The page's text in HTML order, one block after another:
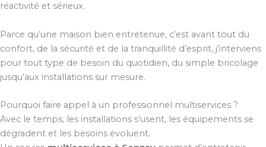
réactivité et sérieux.
Parce qu’une maison bien entretenue, c’est avant tout du
confort, de la sécurité et de la tranquillité d’esprit, j’interviens
pour tout type de besoin du quotidien, du simple bricolage
jusqu’aux installations sur mesure.
Pourquoi faire appel à un professionnel multiservices ?
Avec le temps, les installations s’usent, les équipements se
dégradent et les besoins évoluent.